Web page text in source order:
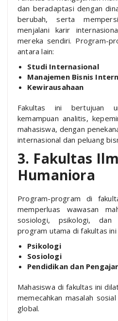
dan beradaptasi dengan
berubah, serta
menjalani karir
mereka sendiri. Program-
antara lain:
Studi Internasional
Manajemen Bisnis
Kewirausahaan
Fakultas ini bertujuan
kemampuan analitis,
mahasiswa, dengan
internasional dan peluang
3. Fakultas
Humaniora
Program-program di
memperluas wawasan
sosiologi, psikologi, dan
program utama di fakultas
Psikologi
Sosiologi
Pendidikan dan
Mahasiswa di fakultas ini
memecahkan masalah
global.